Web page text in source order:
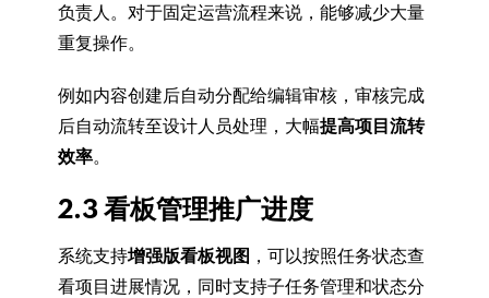
负责人。对于固定运营流程来说，能够减少大量
重复操作。
例如内容创建后自动分配给编辑审核，审核完成
后自动流转至设计人员处理，大幅提高项目流转
效率。
2.3 看板管理推广进度
系统支持增强版看板视图 ，可以按照任务状态查
看项目进展情况，同时支持子任务管理和状态分